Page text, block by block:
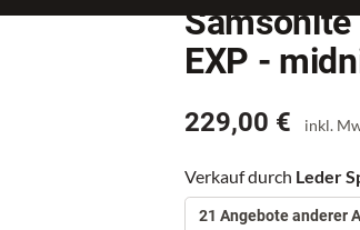
Samsonite
EXP -
Preis
229,00 € inkl.
Verkauf durch Leder
21 Angebote anderer